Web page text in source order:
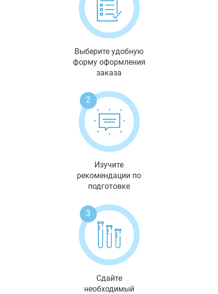
Выберите удобную
форму оформления
заказа
2
Изучите
рекомендации по
подготовке
3
Сдайте
необходимый